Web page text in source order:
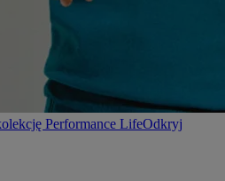
Performance LifeOdkryj